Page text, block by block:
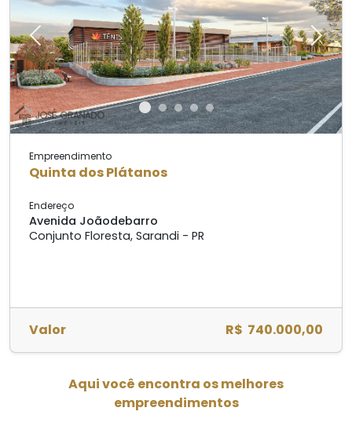
Previous Next
Empreendimento
Quinta dos Plátanos
Endereço
Avenida Joãodebarro
Conjunto Floresta, Sarandi - PR
Valor R$ 740.000,00
Aqui você encontra os melhores
empreendimentos